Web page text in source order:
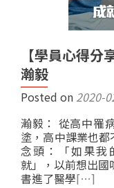
【學員心得
瀚毅
Posted on 2020-
瀚毅： 從高中罹
塗，高中課業也
念頭：「如果我
就」，以前想出國
書進了醫學[…]